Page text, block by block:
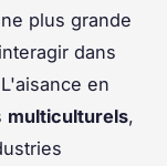
plus grande
dans
en
multiculturels,